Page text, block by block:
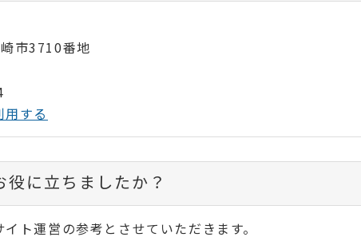
市3710番地
する
に立ちましたか？
ト運営の参考とさせていただきます。